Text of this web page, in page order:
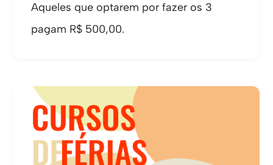
Aqueles que optarem por fazer os 3
pagam R$ 500,00.